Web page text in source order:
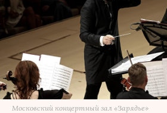
Московский концертный зал «Зарядье»